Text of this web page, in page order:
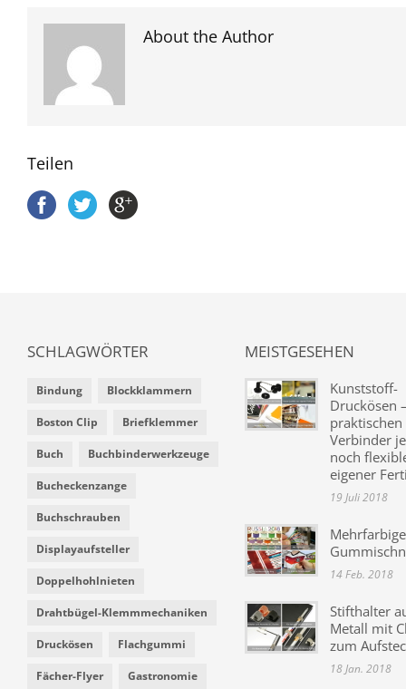
About the Author
Teilen
SCHLAGWÖRTER
Bindung Blockklammern
Boston Clip Briefklemmer
Buch Buchbinderwerkzeuge
Bucheckenzange
Buchschrauben
Displayaufsteller
Doppelhohlnieten
Drahtbügel-Klemmmechaniken
Druckösen Flachgummi
Fächer-Flyer Gastronomie
MEISTGESEHEN
Kunststoff-
Druckösen
praktischen
Verbinder
noch
eigener
19 Juli 2018
Mehrfarbige
14 Feb. 2018
Stifthalter
Metall mit
zum
18 Jan. 2018